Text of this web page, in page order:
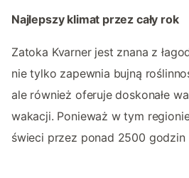
Najlepszy klimat przez cały rok
Zatoka Kvarner jest znana z
nie tylko zapewnia bujną
ale również oferuje doskonałe
wakacji. Ponieważ w tym
świeci przez ponad 2500 godzin